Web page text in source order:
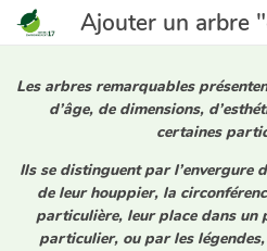
Ajouter un arbre
Les arbres remarquables
d’âge, de dimensions,
certaines
Ils se distinguent par l’envergure
de leur houppier, la
particulière, leur place dans un
particulier, ou par les légendes,